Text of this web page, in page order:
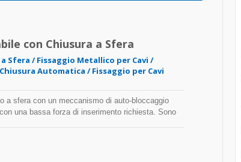
con Chiusura a Sfera
Sfera / Fissaggio Metallico per Cavi /
Automatica / Fissaggio per Cavi
a sfera con un meccanismo di auto-bloccaggio
una bassa forza di inserimento richiesta. Sono